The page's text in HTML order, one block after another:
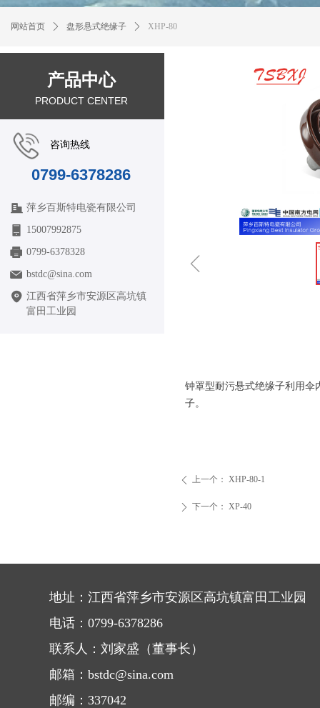
网站首页 ꄲ 盘形悬式绝缘子 ꄲ XHP-80
产品中心
PRODUCT CENTER
咨询热线
0799-6378286
萍乡百斯特电瓷有限公司
15007992875
0799-6378328
bstdc@sina.com
江西省萍乡市安源区高坑镇
富田工业园
钟罩型耐污悬式绝缘子利用伞
子。
ꁆ
ꄴ 上一个： XHP-80-1
ꄲ 下一个： XP-40
地址：江西省萍乡市安源区高坑镇富田工业园
电话：0799-6378286
联系人：刘家盛（董事长）
邮箱：bstdc@sina.com
邮编：337042